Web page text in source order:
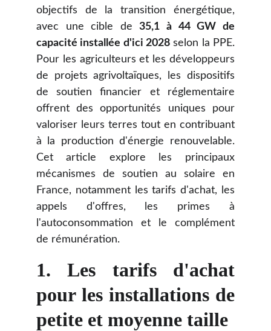
objectifs de la transition énergétique,
avec une cible de35,1 à 44 GW de
capacité installée d'ici 2028selon la PPE.
Pour les agriculteurs et les développeurs
de projets agrivoltaïques, les dispositifs
de soutien financier et réglementaire
offrent des opportunités uniques pour
valoriser leurs terres tout en contribuant
à la production d'énergie renouvelable.
Cet article explore les principaux
mécanismes de soutien au solaire en
France, notamment les tarifs d'achat, les
appels d'offres, les primes à
l'autoconsommation et le complément
de rémunération.
1. Les tarifs d'achat
pour les installations de
petite et moyenne taille